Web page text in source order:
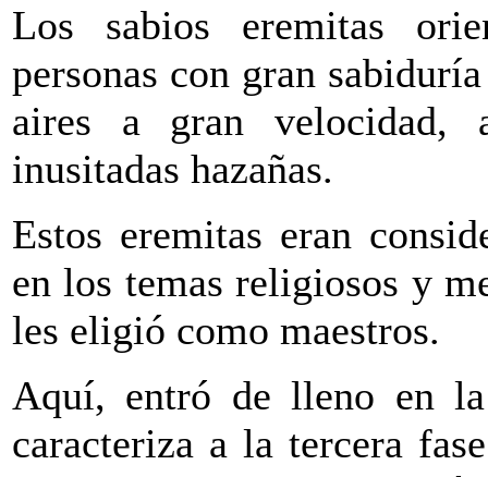
Los sabios eremitas
personas con gran
aires a gran velocidad,
inusitadas hazañas.
Estos eremitas eran
en los temas religiosos y
les eligió como maestros.
Aquí, entró de lleno en
caracteriza a la tercera